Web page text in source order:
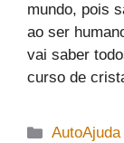
mundo, pois
ao ser
vai saber
curso de
Categorias